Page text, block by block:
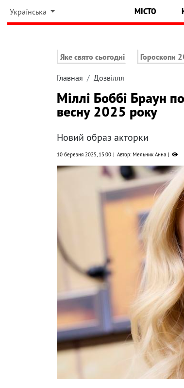
Українська МІСТО
Яке свято сьогодні Гороскопи
Главная Дозвілля
Міллі Боббі Браун
весну 2025 року
Новий образ акторки
10 березня 2025, 15:00 Автор: Мельник Анна